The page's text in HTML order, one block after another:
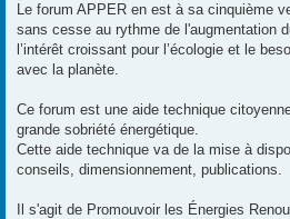
Le forum APPER en est à sa cinquième
sans cesse au rythme de l'augmentation
l’intérêt croissant pour l’écologie et le
avec la planète.
Ce forum est une aide technique
grande sobriété énergétique.
Cette aide technique va de la mise à
conseils, dimensionnement, publications.
Il s'agit de Promouvoir les Énergies